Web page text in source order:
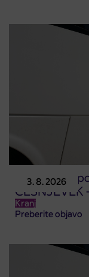
3. 8. 2026
Obvestilo o
ČEŠNJEVEK
Kranj
Preberite objavo